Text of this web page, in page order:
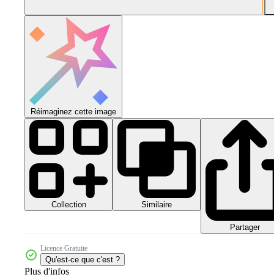
Réimaginez cette image
Collection Similaire
Partager
Licence Gratuite
Qu'est-ce que c'est ?
Plus d'infos